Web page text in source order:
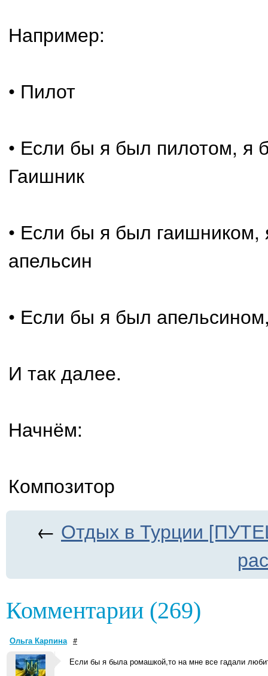
Например:
• Пилот
• Если бы я был пилотом, я
Гаишник
• Если бы я был
апельсин
• Если бы я был
И так далее.
Начнём:
Композитор
← Отдых в Турции
Комментарии (269)
Ольга Карпина #
Если бы я была ромашкой,то на мне все гадали